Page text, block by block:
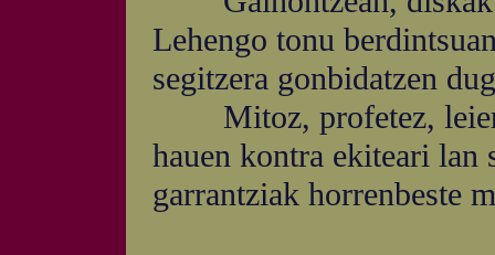
Lehengo tonu
segitzera gonbidatzen
Mitoz, profetez,
hauen kontra ekiteari lan
garrantziak horrenbeste